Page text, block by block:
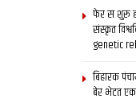
फेर स शुरू
संस्कृत
genetic
बिहारक
बेर भेटत एक